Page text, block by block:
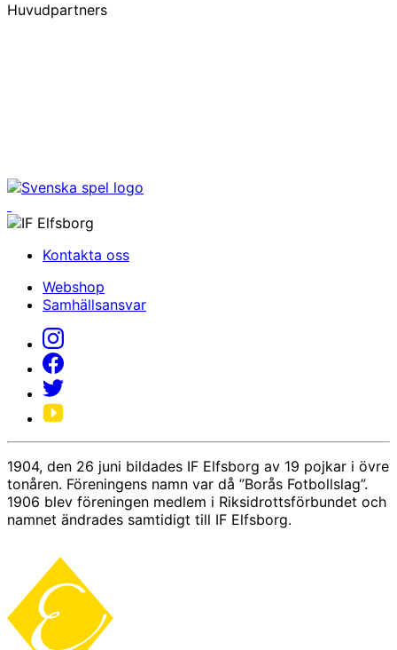
Huvudpartners
Kontakta oss
Webshop
Samhällsansvar
1904, den 26 juni bildades IF Elfsborg av 19 pojkar i övre
tonåren. Föreningens namn var då ”Borås Fotbollslag”.
1906 blev föreningen medlem i Riksidrottsförbundet och
namnet ändrades samtidigt till IF Elfsborg.